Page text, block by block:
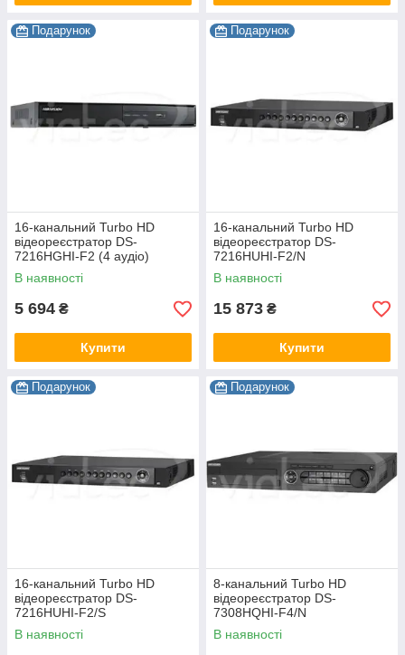
Подарунок
16-канальний Turbo HD
відеореєстратор DS-
7216HGHI-F2 (4 аудіо)
В наявності
5 694 ₴
Купити
Подарунок
16-канальний Turbo HD
відеореєстратор DS-
7216HUHI-F2/N
В наявності
15 873 ₴
Купити
Подарунок
16-канальний Turbo HD
відеореєстратор DS-
7216HUHI-F2/S
В наявності
Подарунок
8-канальний Turbo HD
відеореєстратор DS-
7308HQHI-F4/N
В наявності